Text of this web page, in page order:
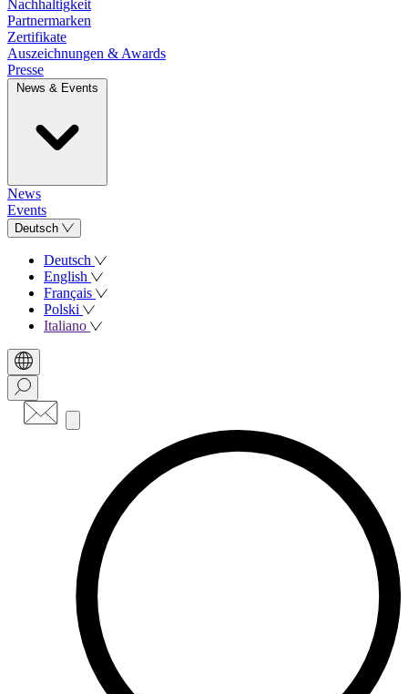
Nachhaltigkeit
Partnermarken
Zertifikate
Auszeichnungen & Awards
Presse
News & Events
News
Events
Deutsch
Deutsch
English
Français
Polski
Italiano